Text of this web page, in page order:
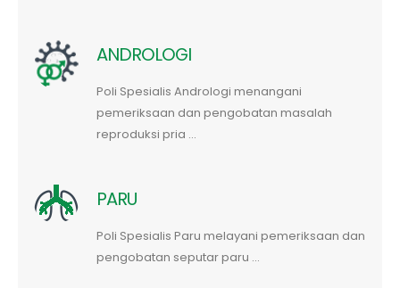
ANDROLOGI
Poli Spesialis Andrologi menangani
pemeriksaan dan pengobatan masalah
reproduksi pria ...
PARU
Poli Spesialis Paru melayani pemeriksaan dan
pengobatan seputar paru ...